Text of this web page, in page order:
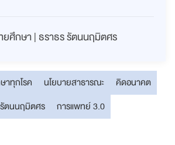
ศึกษา | ธราธร รัตนนฤมิตศร
าทุกโรค นโยบายสาธารณะ
คิดอนาคต
ตนนฤมิตศร การแพทย์ 3.0